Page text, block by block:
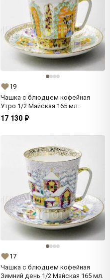
19
Чашка с блюдцем кофейная
Утро 1/2 Майская 165 мл.
17 130 ₽
17
Чашка с блюдцем кофейная
Зимний день 1/2 Майская 165 мл.